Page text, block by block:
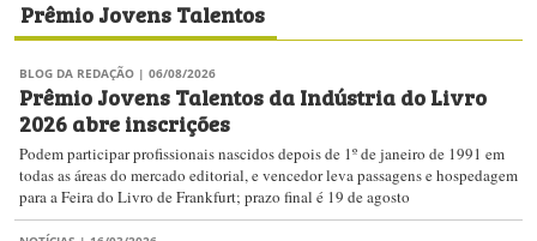
Prêmio Jovens Talentos
BLOG DA REDAÇÃO | 06/08/2026
Prêmio Jovens Talentos da Indústria do Livro
2026 abre inscrições
Podem participar profissionais nascidos depois de 1º de janeiro de 1991 em
todas as áreas do mercado editorial, e vencedor leva passagens e hospedagem
para a Feira do Livro de Frankfurt; prazo final é 19 de agosto